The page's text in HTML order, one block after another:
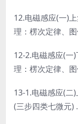
12.电磁感应(一)
理：楞次定律、
12-2.电磁感应(
理：楞次定律、
13-1.电磁感应(
(三步四类七微元)